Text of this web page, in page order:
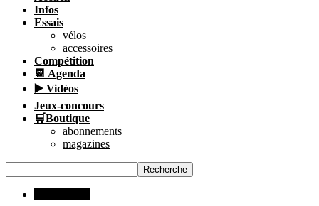
Infos
Essais
vélos
accessoires
Compétition
📆 Agenda
▶️ Vidéos
Jeux-concours
🛒Boutique
abonnements
magazines